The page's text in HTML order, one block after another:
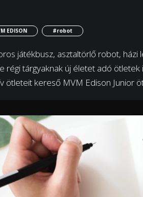
EDISON #robot
játékbusz, asztaltörlő robot, házi
régi tárgyaknak új életet adó
ötleteit kereső MVM Edison Junior